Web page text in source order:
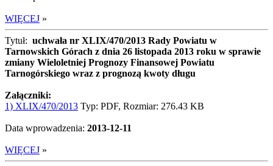
WIĘCEJ »
Tytuł: uchwała nr XLIX/470/2013 Rady Powiatu w
Tarnowskich Górach z dnia 26 listopada 2013 roku w sprawie
zmiany Wieloletniej Prognozy Finansowej Powiatu
Tarnogórskiego wraz z prognozą kwoty długu
Załączniki:
1) XLIX/470/2013 Typ: PDF, Rozmiar: 276.43 KB
Data wprowadzenia: 2013-12-11
WIĘCEJ »